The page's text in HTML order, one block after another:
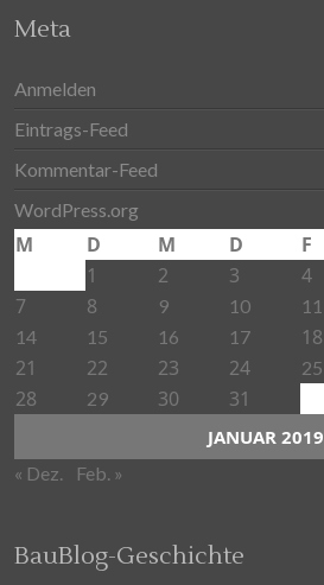
Meta
Anmelden
Eintrags-Feed
Kommentar-Feed
WordPress.org
JANUAR 2019
M D M D F
1
2 3 4
7
8 9 10 11
14 15 16 17 18
21
22 23 24 25
28
29 30 31
« Dez. Feb. »
BauBlog-Geschichte